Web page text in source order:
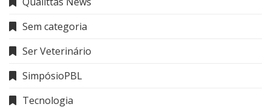
Sem categoria
Ser Veterinário
SimpósioPBL
Tecnologia